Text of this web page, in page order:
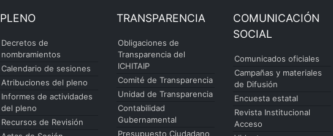
PLENO
Decretos de
nombramientos
Calendario de sesiones
Atribuciones del pleno
Informes de actividades
del pleno
Recursos de Revisión
TRANSPARENCIA
Obligaciones de
Transparencia del
ICHITAIP
Comité de Transparencia
Unidad de Transparencia
Contabilidad
Gubernamental
Presupuesto Ciudadano
COMUNICACIÓN
SOCIAL
Comunicados oficiales
Campañas y materiales
de Difusión
Encuesta estatal
Revista Institucional
Acceso